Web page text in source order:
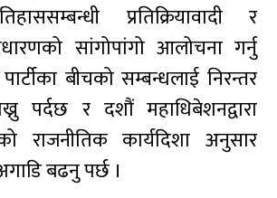
प्रतिक्रियावादी र
सांगोपांगो आलोचना गर्नु
बीचको सम्बन्धलाई निरन्तर
पर्दछ र दशौं महाधिबेशनद्वारा
राजनीतिक कार्यदिशा अनुसार
बढनु पर्छ ।